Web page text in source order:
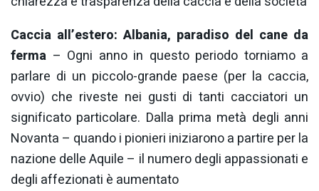
Caccia all’estero: Albania, paradiso del cane da
ferma – Ogni anno in questo periodo torniamo a
parlare di un piccolo-grande paese (per la caccia,
ovvio) che riveste nei gusti di tanti cacciatori un
significato particolare. Dalla prima metà degli anni
Novanta – quando i pionieri iniziarono a partire per la
nazione delle Aquile – il numero degli appassionati e
degli affezionati è aumentato